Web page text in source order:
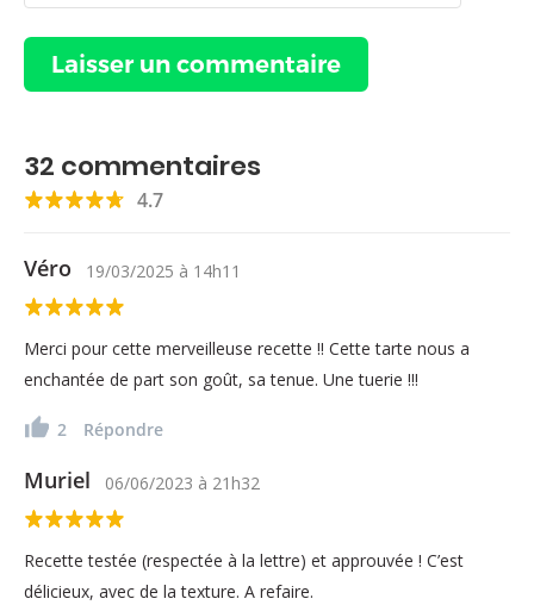
32 commentaires
4.7
Véro 19/03/2025 à 14h11
Merci pour cette merveilleuse recette !! Cette tarte nous a
enchantée de part son goût, sa tenue. Une tuerie !!!
2 Répondre
Muriel 06/06/2023 à 21h32
Recette testée (respectée à la lettre) et approuvée ! C’est
délicieux, avec de la texture. A refaire.